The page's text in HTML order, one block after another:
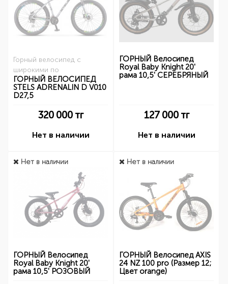
Горный велосипед с
широкими по
ГОРНЫЙ ВЕЛОСИПЕД
STELS ADRENALIN D V010
D27,5
320 000тг
Нет в наличии
ГОРНЫЙ Велосипед
Royal Baby Knight 20'
рама 10,5' СЕРЕБРЯНЫЙ
127 000тг
Нет в наличии
Нет в наличии
ГОРНЫЙ Велосипед
Royal Baby Knight 20'
рама 10,5' РОЗОВЫЙ
Нет в наличии
ГОРНЫЙ Велосипед AXIS
24 NZ 100 pro (Размер 12;
Цвет orange)